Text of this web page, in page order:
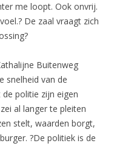
me loopt. Ook onvrij.
De zaal vraagt zich
Buitenweg
snelheid van de
politie zijn eigen
al langer te pleiten
stelt, waarden borgt,
?De politiek is de